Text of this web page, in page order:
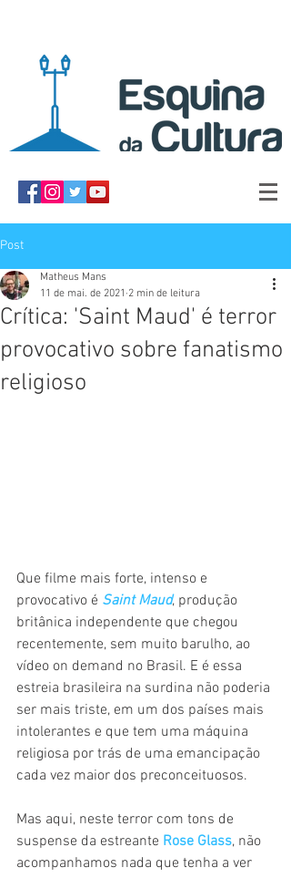
Post
Crítica: 'Saint Maud' é terror
provocativo sobre fanatismo
religioso
Matheus Mans
11 de mai. de 2021 2 min de leitura
Que filme mais forte, intenso e
provocativo é Saint Maud, produção
britânica independente que chegou
recentemente, sem muito barulho, ao
vídeo on demand no Brasil. E é essa
estreia brasileira na surdina não poderia
ser mais triste, em um dos países mais
intolerantes e que tem uma máquina
religiosa por trás de uma emancipação
cada vez maior dos preconceituosos.
Mas aqui, neste terror com tons de
suspense da estreante Rose Glass, não
acompanhamos nada que tenha a ver